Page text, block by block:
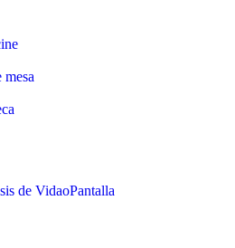
mesa
de VidaoPantalla